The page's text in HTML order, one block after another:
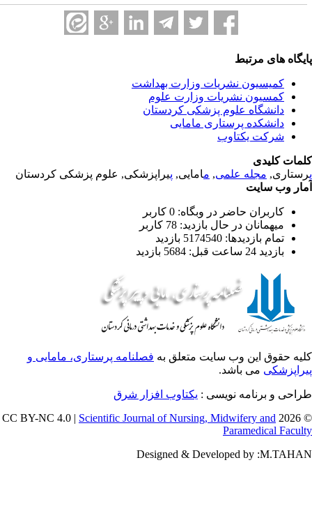
های مرتبط
کمیسیون نشریات وزارت بهداشت
کمسیون نشریات وزارت علوم
دانشگاه علوم پزشکی کردستان
دانشکده پرستاری مامایی
شرکت یکتاوب
کلیدی
مجله علمی, م امایی, پیراپزشکی, علوم پزشکی کردستان
وب سایت
کاربران حاضر در وبگاه: 0 کاربر
میهمانان در حال بازدید: 78 کاربر
تمام بازدید‌ها: 5174540 بازدید
بازدید 24 ساعت قبل: 5684 بازدید
حقوق این وب سایت متعلق بهفصلنامه پرستاری، مامایی و
می باشد.
و برنامه نویسی : یکتاوب افزار شرق
©
Scientific Journal of Nursing, Midwifery and
Paramedical
Designed & Developed by